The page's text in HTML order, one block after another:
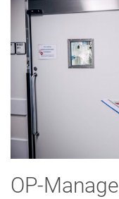
Über uns
Presse
Freunde & Unterstützer
OP-